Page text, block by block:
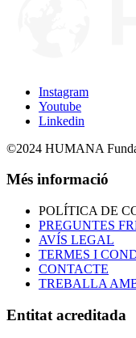
Instagram
Youtube
Linkedin
©2024 HUMANA
Més informació
POLÍTICA DE
PREGUNTES
AVÍS LEGAL
TERMES I
CONTACTE
TREBALLA
Entitat acreditada